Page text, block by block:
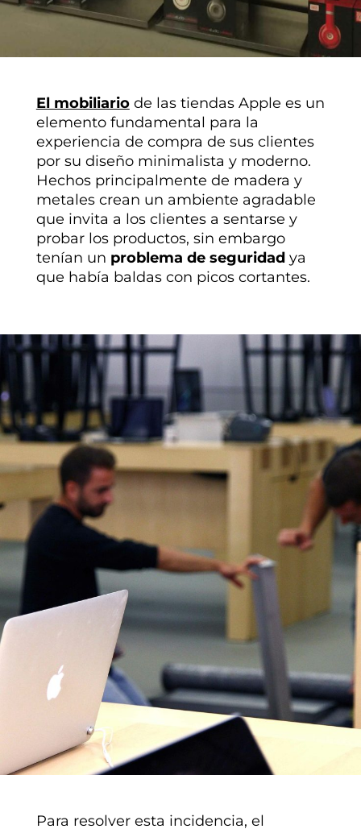
El mobiliariode las tiendas Apple es un
elemento fundamental para la
experiencia de compra de sus clientes
por su diseño minimalista y moderno.
Hechos principalmente de madera y
metales crean un ambiente agradable
que invita a los clientes a sentarse y
probar los productos, sin embargo
tenían un problema de seguridadya
que había baldas con picos cortantes.
Para resolver esta incidencia, el